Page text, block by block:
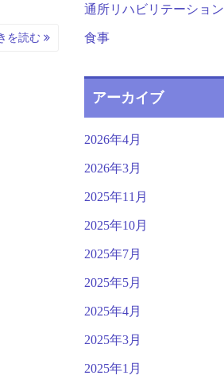
を読む
通所リハビリテーション
食事
アーカイブ
2026年4月
2026年3月
2025年11月
2025年10月
2025年7月
2025年5月
2025年4月
2025年3月
2025年1月